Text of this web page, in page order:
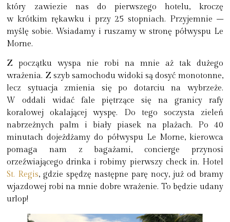
który zawiezie nas do pierwszego hotelu, kroczę
w krótkim rękawku i przy 25 stopniach. Przyjemnie –
myślę sobie. Wsiadamy i ruszamy w stronę półwyspu Le
Morne.
Z początku wyspa nie robi na mnie aż tak dużego
wrażenia. Z szyb samochodu widoki są dosyć monotonne,
lecz sytuacja zmienia się po dotarciu na wybrzeże.
W oddali widać fale piętrzące się na granicy rafy
koralowej okalającej wyspę. Do tego soczysta zieleń
nabrzeżnych palm i biały piasek na plażach. Po 40
minutach dojeżdżamy do półwyspu Le Morne, kierowca
pomaga nam z bagażami, concierge przynosi
orzeźwiającego drinka i robimy pierwszy check in. Hotel
St. Regis, gdzie spędzę następne parę nocy, już od bramy
wjazdowej robi na mnie dobre wrażenie. To będzie udany
urlop!